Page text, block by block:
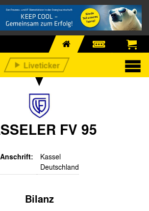
FV 95
Anschrift:
Kassel
Deutschland
Bilanz